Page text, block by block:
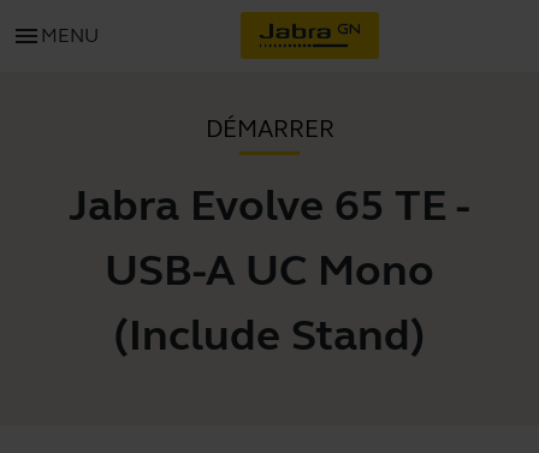
menu MENU
DÉMARRER
Jabra Evolve 65 TE -
USB-A UC Mono
(Include Stand)